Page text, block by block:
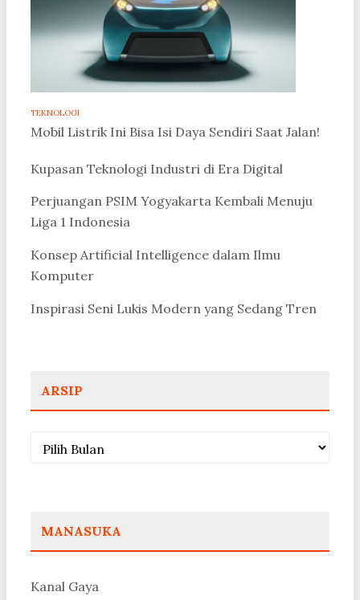
TEKNOLOGI
Mobil Listrik Ini Bisa Isi Daya Sendiri Saat Jalan!
Kupasan Teknologi Industri di Era Digital
Perjuangan PSIM Yogyakarta Kembali Menuju
Liga 1 Indonesia
Konsep Artificial Intelligence dalam Ilmu
Komputer
Inspirasi Seni Lukis Modern yang Sedang Tren
ARSIP
Arsip
MANASUKA
Kanal Gaya